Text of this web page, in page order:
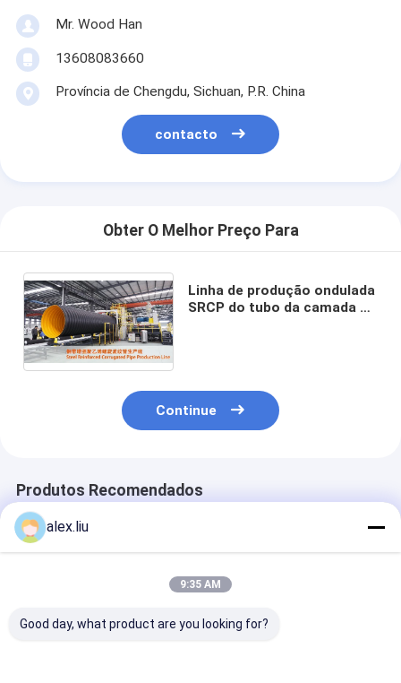
Mr. Wood Han
13608083660
Província de Chengdu, Sichuan, P.R. China
contacto
Obter O Melhor Preço Para
Linha de produção ondulada
SRCP do tubo da camada do
Continue
Produtos Recomendados
alex.liu
9:35 AM
Good day, what product are you looking for?